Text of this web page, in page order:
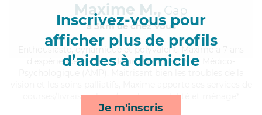
Inscrivez-vous pour
afficher plus de profils
d’aides à domicile
Je m'inscris
Maxime M., Gap
à 5km de chez Vous
, dynamique et polyvalent, Maxime a 7 ans
d'expérience et possède un diplôme d'Aide Médico-
courses/livraison, lever/coucher, mobilité et ménage*